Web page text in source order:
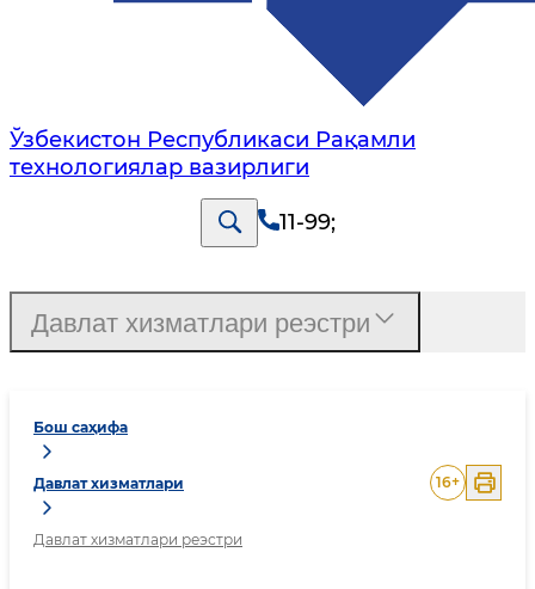
Ўзбекистон Республикаси Рақамли
технологиялар вазирлиги
11-99;
Бош саҳифа
Давлат хизматлари
Давлат хизматлари реэстри
16+
Давлат хизматлари реэстри